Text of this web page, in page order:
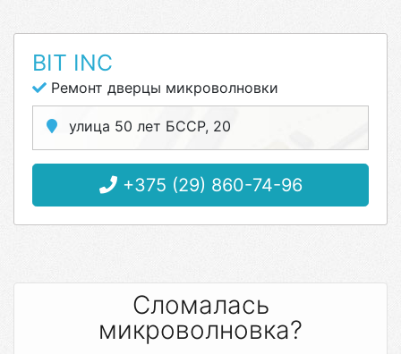
BIT INC
Ремонт дверцы микроволновки
улица 50 лет БССР, 20
+375 (29) 860-74-96
Сломалась
микроволновка?